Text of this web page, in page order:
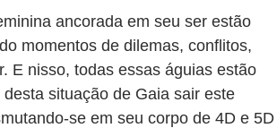
ancorada em seu ser estão
momentos de dilemas, conflitos,
E nisso, todas essas águias estão
situação de Gaia sair este
se em seu corpo de 4D e 5D